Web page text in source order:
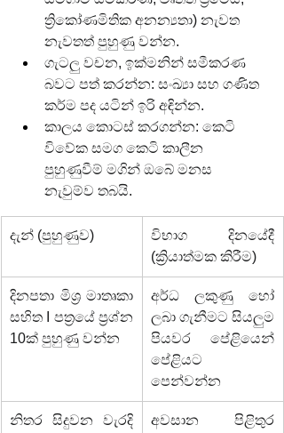
ත්‍රිකෝණමිතික අනන්‍යතා) නැවත
නැවතත් පුහුණු වන්න.
ගැටලු වචන, ඉක්මනින් සමීකරණ
බවට පත් කරන්න: සංඛ්‍යා සහ ගණිත
කර්ම පද යටින් ඉරි අඳින්න.
කාලය කොටස් කරගන්න: කෙටි
විවේක සමග කෙටි කාලීන
පුහුණුවීම් මගින් ඔබේ මනස
නැවුම්ව තබයි.
දැන් (පුහුණුව)
විභාග දිනයේදී
(ක්‍රියාත්මක කිරීම)
දිනපතා මිශ්‍ර මාතෘකා
සහිත I පත්‍රයේ ප්‍රශ්න
10ක් පුහුණු වන්න
අර්ධ ලකුණු හෝ
ලබා ගැනීමට සියලුම
පියවර පේළියෙන්
පේළියට
පෙන්වන්න
නිතර සිදුවන වැරදි
අවසාන පිළිතුර